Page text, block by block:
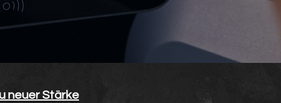
neuer Stärke